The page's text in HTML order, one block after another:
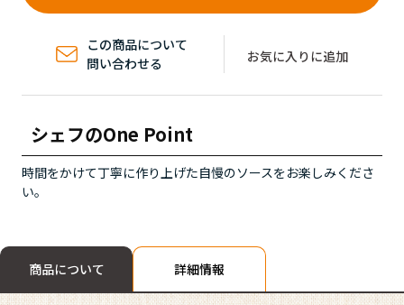
この商品について
問い合わせる
お気に入りに追加
シェフのOne Point
時間をかけて丁寧に作り上げた自慢のソースをお楽しみくださ
い。
商品について 詳細情報